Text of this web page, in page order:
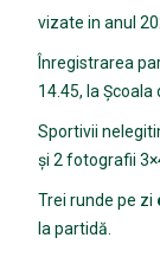
vizate in anul
Înregistrarea
14.45, la Școala
Sportivii
şi 2 fotografii
Trei runde pe zi
la partidă.